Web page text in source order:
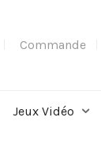
Commande
Jeux Vidéo